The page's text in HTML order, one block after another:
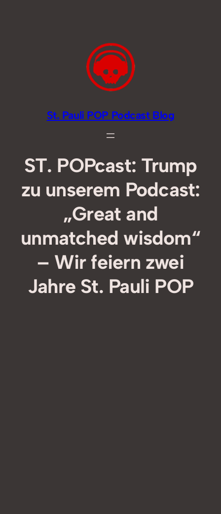
St. Pauli POP Podcast Blog
ST. POPcast: Trump
zu unserem Podcast:
„Great and
unmatched wisdom“
– Wir feiern zwei
Jahre St. Pauli POP